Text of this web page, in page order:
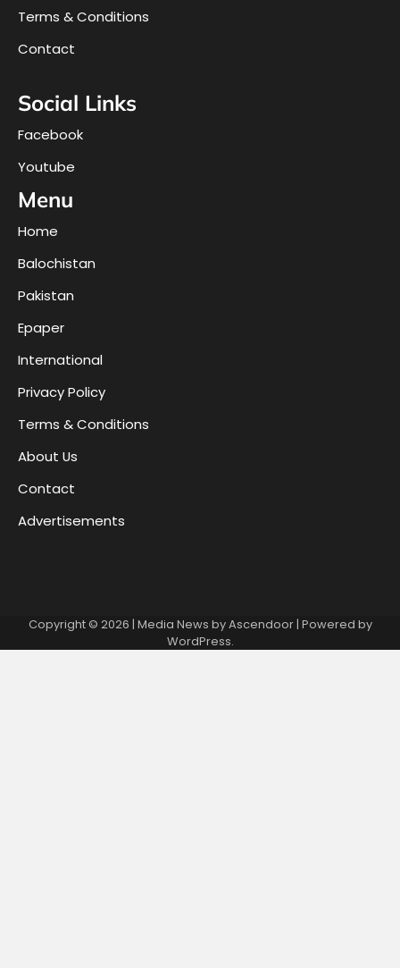
Terms & Conditions
Contact
Social Links
Facebook
Youtube
Menu
Home
Balochistan
Pakistan
Epaper
International
Privacy Policy
Terms & Conditions
About Us
Contact
Advertisements
Copyright © 2026 | Media News byAscendoor| Powered by
WordPress.